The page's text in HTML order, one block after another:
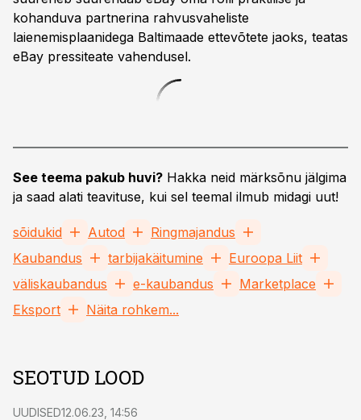
kohanduva partnerina rahvusvaheliste
laienemisplaanidega Baltimaade ettevõtete jaoks, teatas
eBay pressiteate vahendusel.
See teema pakub huvi? Hakka neid märksõnu jälgima
ja saad alati teavituse, kui sel teemal ilmub midagi uut!
sõidukid Autod
Ringmajandus
Kaubandus
tarbijakäitumine
Euroopa Liit
väliskaubandus
e-kaubandus
Marketplace
Eksport
Näita rohkem...
SEOTUD LOOD
UUDISED12.06.23, 14:56